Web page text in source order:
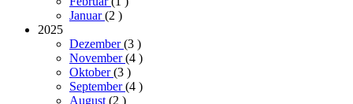
Januar(2 )
2025
Dezember(3 )
November(4 )
Oktober(3 )
September(4 )
August (2 )